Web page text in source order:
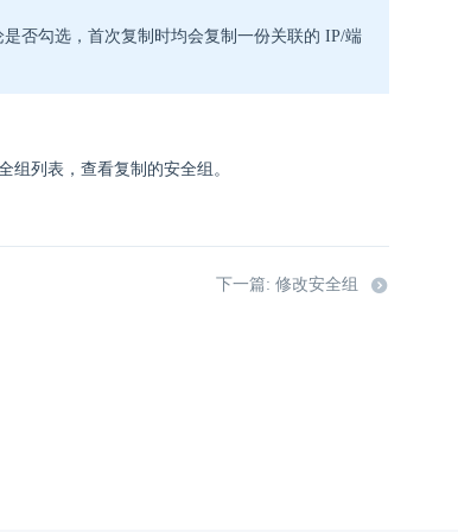
否勾选，首次复制时均会复制一份关联的 IP/端
组列表，查看复制的安全组。
下一篇: 修改安全组